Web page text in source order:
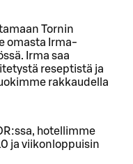
Tornin
omasta Irma-
Irma saa
reseptistä ja
rakkaudella
hotellimme
ja viikonloppuisin